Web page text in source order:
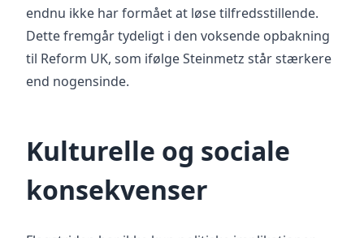
endnu ikke har formået at løse tilfredsstillende.
Dette fremgår tydeligt i den voksende opbakning
til Reform UK, som ifølge Steinmetz står stærkere
end nogensinde.
Kulturelle og sociale
konsekvenser